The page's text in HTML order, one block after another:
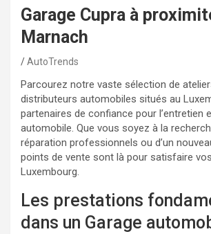
Garage Cupra à
Marnach
AutoTrends
Parcourez notre vaste sélection de
distributeurs automobiles situés au
partenaires de confiance pour l’entretien
automobile. Que vous soyez à la
réparation professionnels ou d’un
points de vente sont là pour satisfaire
Luxembourg.
Les prestations
dans un Garage